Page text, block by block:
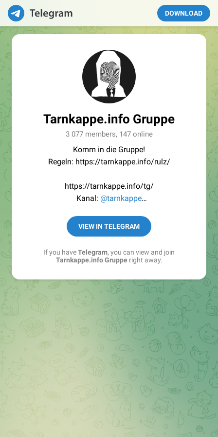
DOWNLOAD
Tarnkappe.info Gruppe
3 077 members, 147 online
Komm in die Gruppe!
Regeln: https://tarnkappe.info/rulz/
https://tarnkappe.info/tg/
Kanal: @tarnkappe
Best of:@bestoftarnkappe
Kochen: https://t.me/+WSW5F1VcmhliMjk6
VIEW IN TELEGRAM
If you haveTelegram, you can view and join
Tarnkappe.info Grupperight away.